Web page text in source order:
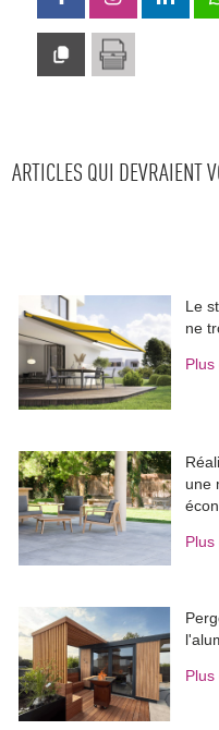
ARTICLES QUI DEVRAIENT
Le
ne
une